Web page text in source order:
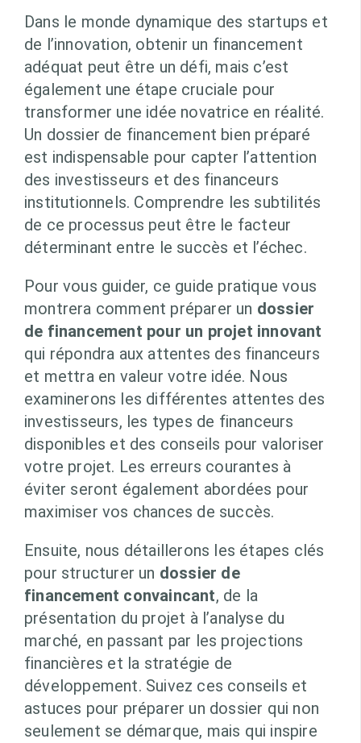
Dans le monde dynamique des startups et
de l’innovation, obtenir un financement
adéquat peut être un défi, mais c’est
également une étape cruciale pour
transformer une idée novatrice en réalité.
Un dossier de financement bien préparé
est indispensable pour capter l’attention
des investisseurs et des financeurs
institutionnels. Comprendre les subtilités
de ce processus peut être le facteur
déterminant entre le succès et l’échec.
Pour vous guider, ce guide pratique vous
montrera comment préparer un dossier
de financement pour un projet innovant
qui répondra aux attentes des financeurs
et mettra en valeur votre idée. Nous
examinerons les différentes attentes des
investisseurs, les types de financeurs
disponibles et des conseils pour valoriser
votre projet. Les erreurs courantes à
éviter seront également abordées pour
maximiser vos chances de succès.
Ensuite, nous détaillerons les étapes clés
pour structurer un dossier de
financement convaincant, de la
présentation du projet à l’analyse du
marché, en passant par les projections
financières et la stratégie de
développement. Suivez ces conseils et
astuces pour préparer un dossier qui non
seulement se démarque, mais qui inspire